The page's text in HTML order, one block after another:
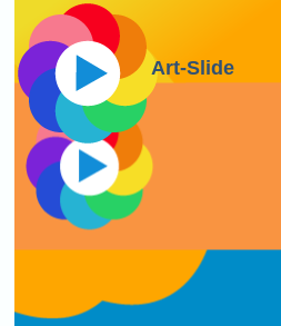
Art-Slide